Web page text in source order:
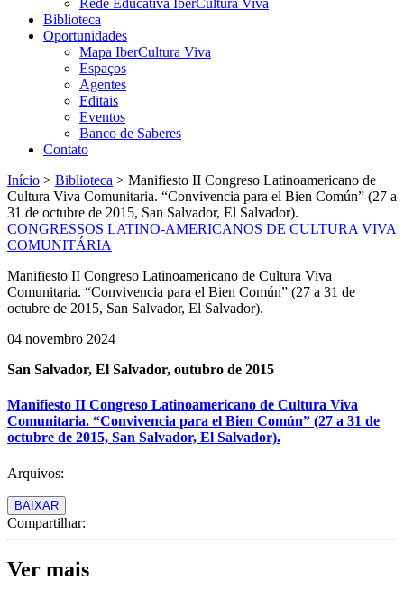
Rede Educativa IberCultura Viva
Biblioteca
Oportunidades
Mapa IberCultura Viva
Espaços
Agentes
Editais
Eventos
Banco de Saberes
Contato
Início > Biblioteca > Manifiesto II Congreso Latinoamericano de
Cultura Viva Comunitaria. “Convivencia para el Bien Común” (27 a
31 de octubre de 2015, San Salvador, El Salvador).
CONGRESSOS LATINO-AMERICANOS DE CULTURA VIVA
COMUNITÁRIA
Manifiesto II Congreso Latinoamericano de Cultura Viva
Comunitaria. “Convivencia para el Bien Común” (27 a 31 de
octubre de 2015, San Salvador, El Salvador).
04 novembro 2024
San Salvador, El Salvador, outubro de 2015
Manifiesto II Congreso Latinoamericano de Cultura Viva
Comunitaria. “Convivencia para el Bien Común” (27 a 31 de
octubre de 2015, San Salvador, El Salvador).
Arquivos:
BAIXAR
Compartilhar:
Ver mais